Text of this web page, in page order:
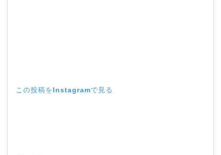
この投稿をInstagramで見る